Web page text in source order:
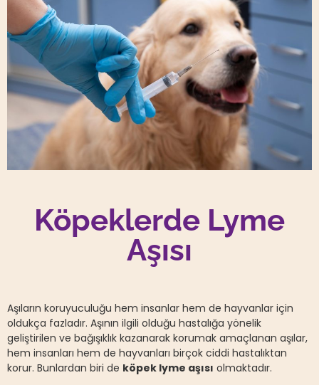
Köpeklerde Lyme
Aşısı
Aşıların koruyuculuğu hem insanlar hem de hayvanlar için
oldukça fazladır. Aşının ilgili olduğu hastalığa yönelik
geliştirilen ve bağışıklık kazanarak korumak amaçlanan aşılar,
hem insanları hem de hayvanları birçok ciddi hastalıktan
korur. Bunlardan biri de köpek lyme aşısı olmaktadır.